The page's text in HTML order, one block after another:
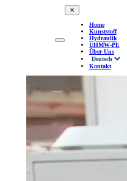
✕
Home
Kunststoff
Hydraulik
UHMW-PE
Über Uns
Kontakt